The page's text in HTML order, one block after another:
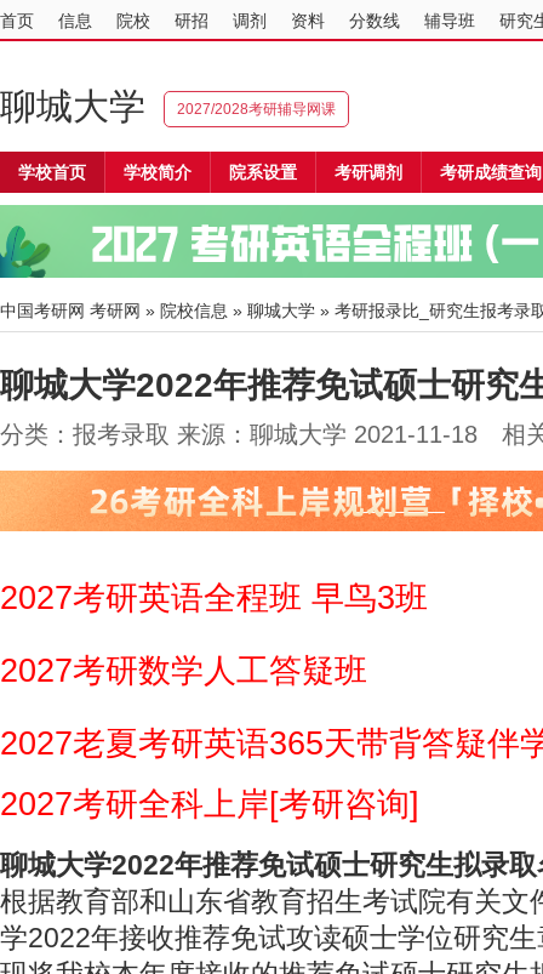
首页 信息 院校 研招 调剂 资料 分数线 辅导班 研究
聊城大学 2027/2028考研辅导网课
学校首页 学校简介 院系设置 考研调剂 考研成绩查询
中国考研网 考研网 » 院校信息 » 聊城大学 » 考研报录比_研究生报考录
聊城大学2022年推荐免试硕士研究
分类：报考录取 来源：聊城大学 2021-11-18 相
2027考研英语全程班 早鸟3班
2027考研数学人工答疑班
2027老夏考研英语365天带背答疑伴
2027考研全科上岸[考研咨询]
聊城大学2022年推荐免试硕士研究生拟录
根据教育部和山东省教育招生考试院有关文
学2022年接收推荐免试攻读硕士学位研究